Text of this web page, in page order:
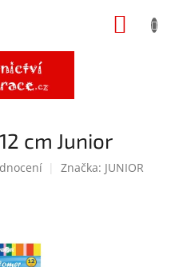
cm Junior
Značka: JUNIOR